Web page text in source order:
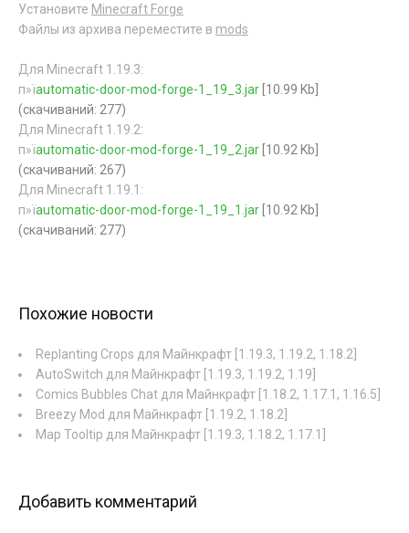
Установите Minecraft Forge
Файлы из архива переместите в mods
Для Minecraft 1.19.3:
п»їautomatic-door-mod-forge-1_19_3.jar [10.99 Kb]
(cкачиваний: 277)
Для Minecraft 1.19.2:
п»їautomatic-door-mod-forge-1_19_2.jar [10.92 Kb]
(cкачиваний: 267)
Для Minecraft 1.19.1:
п»їautomatic-door-mod-forge-1_19_1.jar [10.92 Kb]
(cкачиваний: 277)
Похожие новости
Replanting Crops для Майнкрафт [1.19.3, 1.19.2, 1.18.2]
AutoSwitch для Майнкрафт [1.19.3, 1.19.2, 1.19]
Comics Bubbles Chat для Майнкрафт [1.18.2, 1.17.1, 1.16.5]
Breezy Mod для Майнкрафт [1.19.2, 1.18.2]
Map Tooltip для Майнкрафт [1.19.3, 1.18.2, 1.17.1]
Добавить комментарий